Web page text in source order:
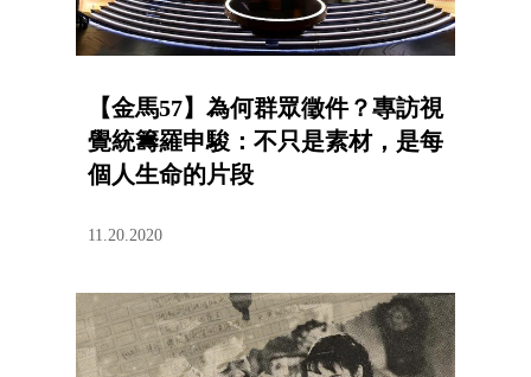
【金馬57】為何群眾徵件？專訪視
覺統籌羅申駿：不只是素材，是每
個人生命的片段
11.20.2020